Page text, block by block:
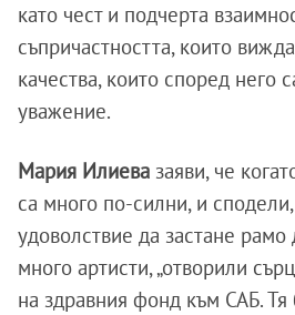
като чест и подчерта
съпричастността, които
качества, които според него
уважение.
Мария Илиева заяви, че
са много по-силни, и
удоволствие да застане
много артисти, „отворили
на здравния фонд към САБ. Тя